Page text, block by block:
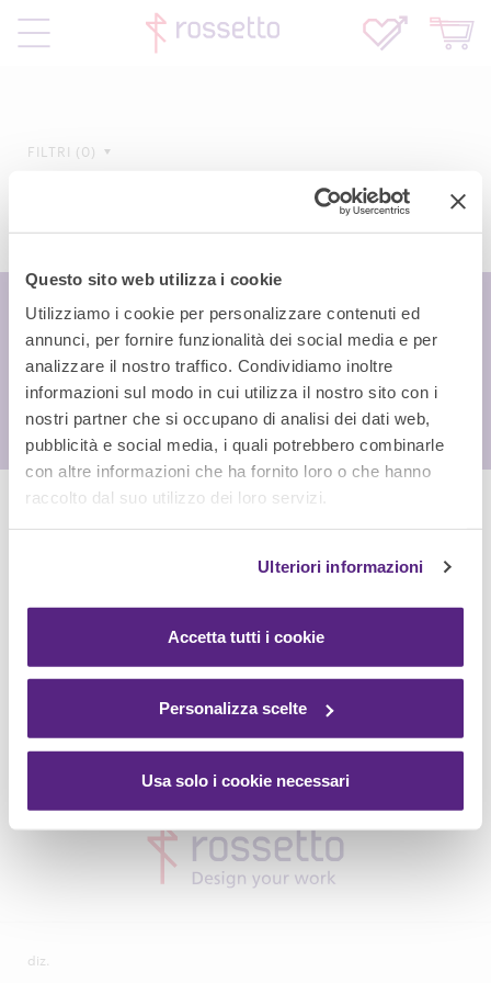
Questo sito web utilizza i cookie
Utilizziamo i cookie per personalizzare contenuti ed
annunci, per fornire funzionalità dei social media e per
analizzare il nostro traffico. Condividiamo inoltre
informazioni sul modo in cui utilizza il nostro sito con i
nostri partner che si occupano di analisi dei dati web,
pubblicità e social media, i quali potrebbero combinarle
con altre informazioni che ha fornito loro o che hanno
raccolto dal suo utilizzo dei loro servizi.
Ulteriori informazioni
Accetta tutti i cookie
Personalizza scelte
Usa solo i cookie necessari
FILTRI 0
diz.